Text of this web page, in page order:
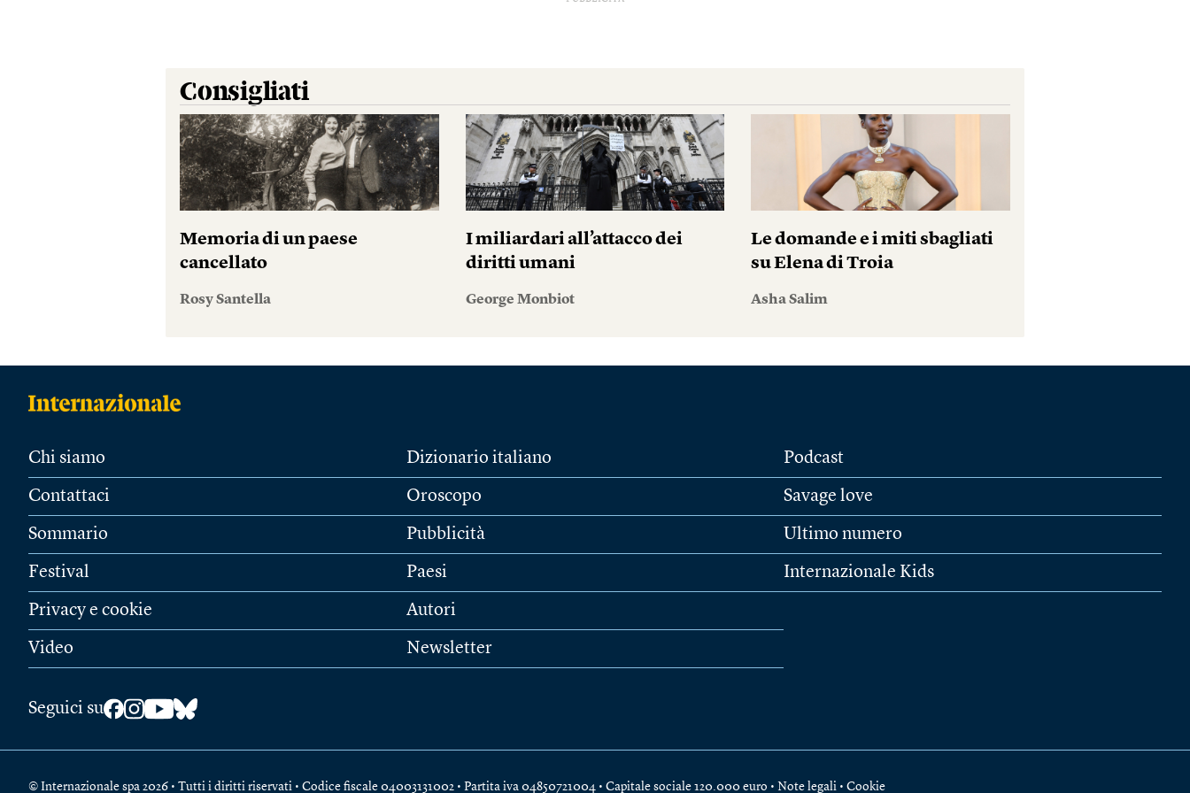
Consigliati
Memoria di un paese
cancellato
Rosy Santella
I miliardari all’attacco dei
diritti umani
George Monbiot
Le domande e i miti sbagliati
su Elena di Troia
Asha Salim
Chi siamo
Contattaci
Sommario
Festival
Privacy e cookie
Video
Dizionario italiano
Oroscopo
Pubblicità
Paesi
Autori
Newsletter
Podcast
Savage love
Ultimo numero
Internazionale Kids
Seguici su
© Internazionale spa 2026 • Tutti i diritti riservati • Codice fiscale 04003131002 • Partita iva 04850721004 • Capitale sociale 120.000 euro • Note legali • Cookie